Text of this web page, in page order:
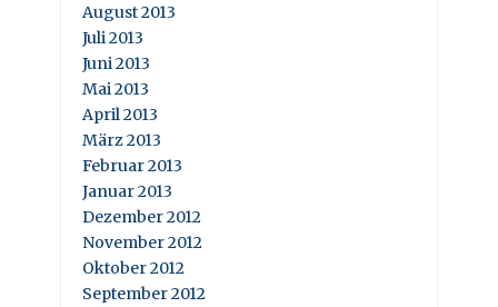
August 2013
Juli 2013
Juni 2013
Mai 2013
April 2013
März 2013
Februar 2013
Januar 2013
Dezember 2012
November 2012
Oktober 2012
September 2012